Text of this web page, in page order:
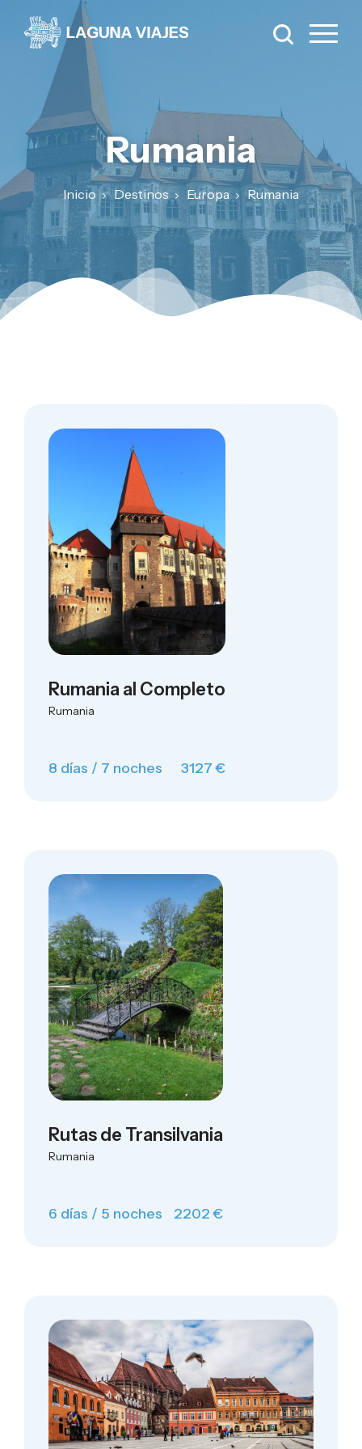
Rumania
Inicio Destinos Europa Rumania
Rumania al Completo
Rumania
8 días / 7 noches 3127 €
Rutas de Transilvania
Rumania
6 días / 5 noches 2202 €